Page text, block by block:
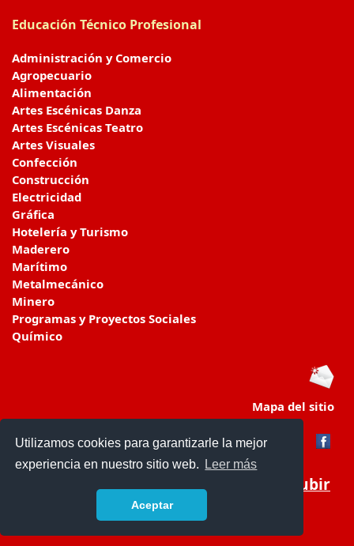
Utilizamos cookies para garantizarle la mejor
experiencia en nuestro sitio web.
Leer más
Aceptar
Educación Técnico Profesional
Administración y Comercio
Agropecuario
Alimentación
Artes Escénicas Danza
Artes Escénicas Teatro
Artes Visuales
Confección
Construcción
Electricidad
Gráfica
Hotelería y Turismo
Maderero
Marítimo
Metalmecánico
Minero
Programas y Proyectos Sociales
Químico
Mapa del sitio
Subir